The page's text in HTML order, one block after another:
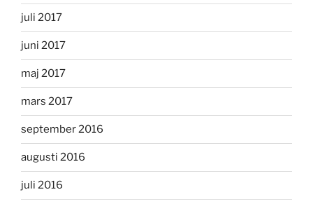
juli 2017
juni 2017
maj 2017
mars 2017
september 2016
augusti 2016
juli 2016